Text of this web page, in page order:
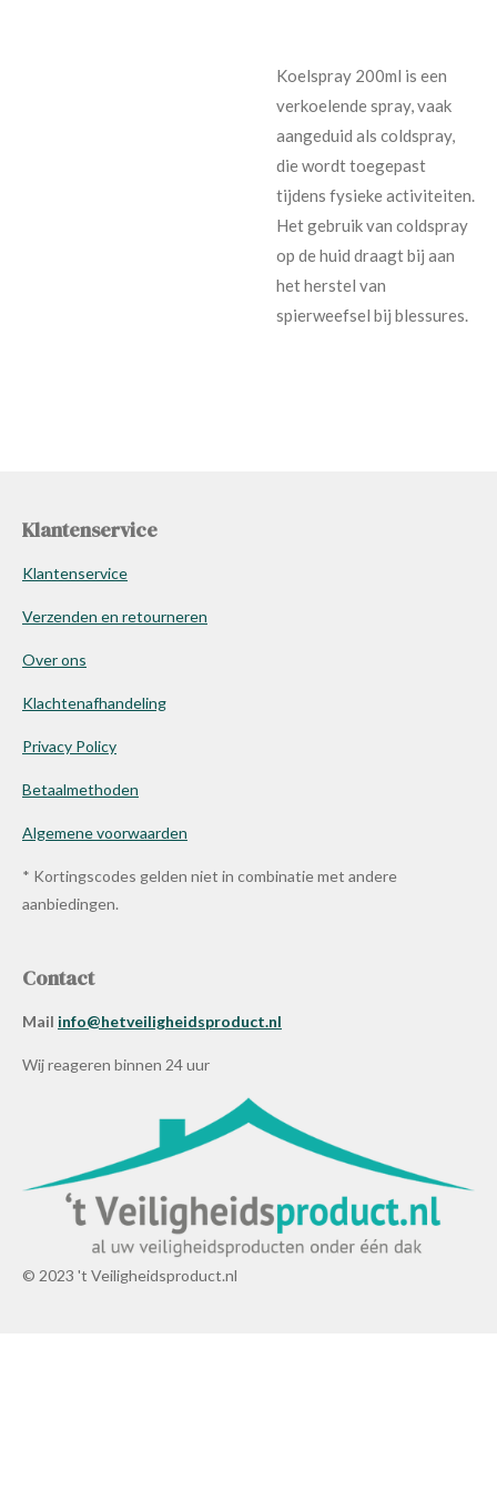
Koelspray 200ml is een
verkoelende spray, vaak
aangeduid als coldspray,
die wordt toegepast
tijdens fysieke activiteiten.
Het gebruik van coldspray
op de huid draagt bij aan
het herstel van
spierweefsel bij blessures.
Klantenservice
Klantenservice
Verzenden en retourneren
Over ons
Klachtenafhandeling
Privacy Policy
Betaalmethoden
Algemene voorwaarden
* Kortingscodes gelden niet in combinatie met andere
aanbiedingen.
Contact
Mail info@hetveiligheidsproduct.nl
Wij reageren binnen 24 uur
© 2023 't Veiligheidsproduct.nl